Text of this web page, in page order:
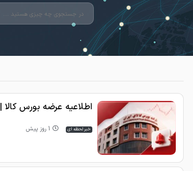
اطلاعیه عرضه بورس کالا | 14 مرداد ماه 1405
خبر لحظه ای 1 روز پیش